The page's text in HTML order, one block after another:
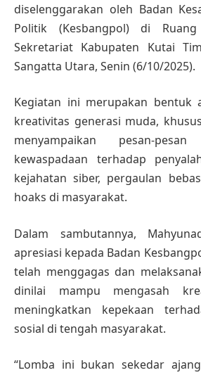
diselenggarakan oleh Badan
Politik (Kesbangpol) di
Sekretariat Kabupaten Kutai
Sangatta Utara, Senin (6/10/2025).
Kegiatan ini merupakan bentuk
kreativitas generasi muda,
menyampaikan pesan-
kewaspadaan terhadap
kejahatan siber, pergaulan
hoaks di masyarakat.
Dalam sambutannya,
apresiasi kepada Badan
telah menggagas dan
dinilai mampu mengasah
meningkatkan kepekaan
sosial di tengah masyarakat.
“Lomba ini bukan sekedar